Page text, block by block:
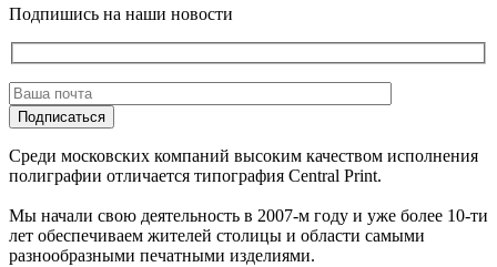
Подпишись на наши новости
Подписаться
Среди московских компаний высоким качеством исполнения
полиграфии отличается типография Central Print.
Мы начали свою деятельность в 2007-м году и уже более 10-ти
лет обеспечиваем жителей столицы и области самыми
разнообразными печатными изделиями.